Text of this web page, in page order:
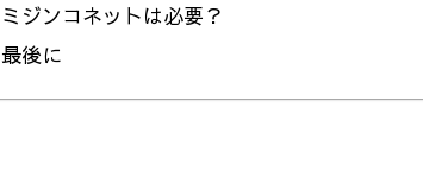
ミジンコネットは必要？
最後に